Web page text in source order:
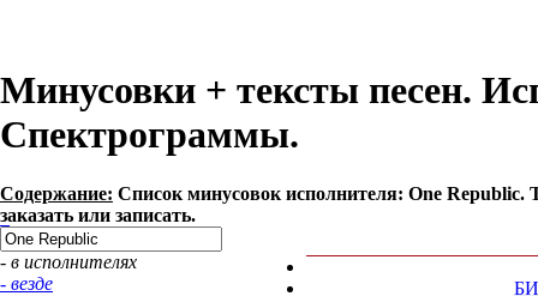
Минусовки + тексты песен.
Спектрограммы.
Содержание: Список минусовок исполнителя: One
заказать или записать.
- в исполнителях
- везде